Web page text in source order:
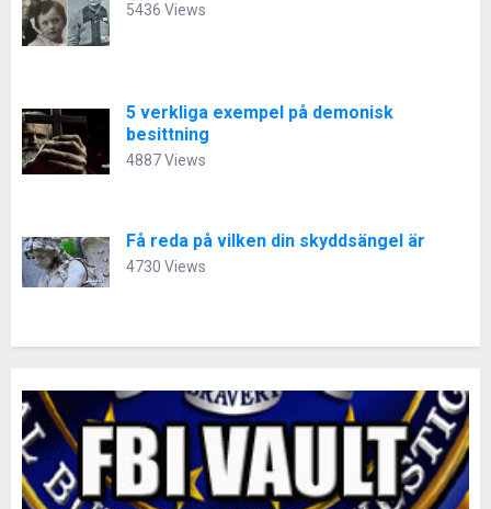
5436 Views
5 verkliga exempel på demonisk
besittning
4887 Views
Få reda på vilken din skyddsängel är
4730 Views